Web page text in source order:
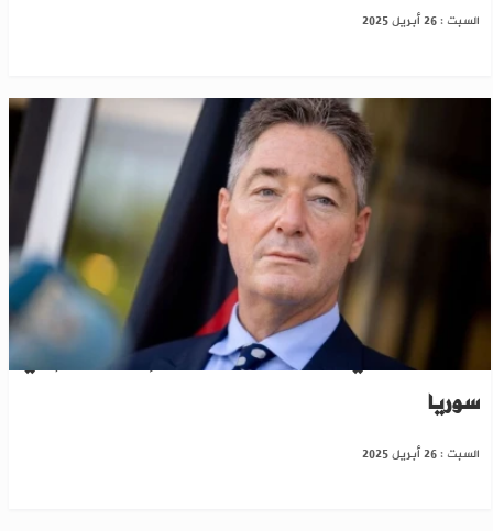
السبت : 26 أبريل 2025
الاتحاد الأوروبي يعلن تمويل أنشطة إزالة الألغام في
سوريا
السبت : 26 أبريل 2025